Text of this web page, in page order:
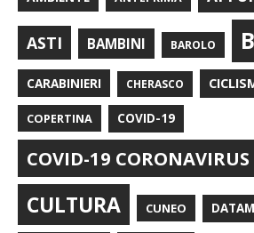
ASTI BAMBINI BAROLO
CARABINIERI CHERASCO
COPERTINA COVID-19
COVID-19 CORONAVIRUS
CULTURA CUNEO